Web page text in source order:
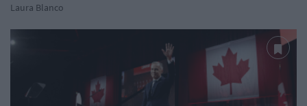
Laura Blanco